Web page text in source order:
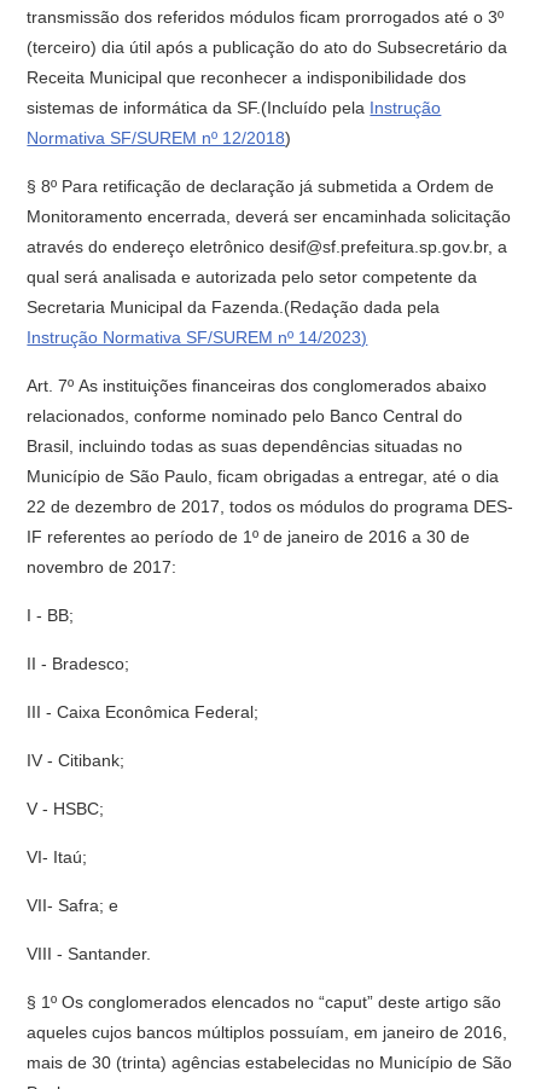
transmissão dos referidos módulos ficam prorrogados até o 3º
(terceiro) dia útil após a publicação do ato do Subsecretário da
Receita Municipal que reconhecer a indisponibilidade dos
sistemas de informática da SF.(Incluído pela Instrução
Normativa SF/SUREM nº 12/2018)
§ 8º Para retificação de declaração já submetida a Ordem de
Monitoramento encerrada, deverá ser encaminhada solicitação
através do endereço eletrônico desif@sf.prefeitura.sp.gov.br, a
qual será analisada e autorizada pelo setor competente da
Secretaria Municipal da Fazenda.(Redação dada pela
Instrução Normativa SF/SUREM nº 14/2023)
Art. 7º As instituições financeiras dos conglomerados abaixo
relacionados, conforme nominado pelo Banco Central do
Brasil, incluindo todas as suas dependências situadas no
Município de São Paulo, ficam obrigadas a entregar, até o dia
22 de dezembro de 2017, todos os módulos do programa DES-
IF referentes ao período de 1º de janeiro de 2016 a 30 de
novembro de 2017:
I - BB;
II - Bradesco;
III - Caixa Econômica Federal;
IV - Citibank;
V - HSBC;
VI- Itaú;
VII- Safra; e
VIII - Santander.
§ 1º Os conglomerados elencados no “caput” deste artigo são
aqueles cujos bancos múltiplos possuíam, em janeiro de 2016,
mais de 30 (trinta) agências estabelecidas no Município de São